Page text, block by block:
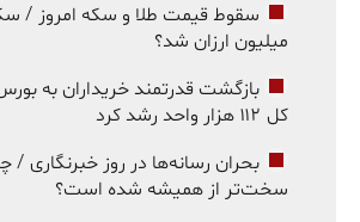
سقوط قیمت طلا و سکه امروز /
میلیون ارزان شد؟
بازگشت قدرتمند خریداران به
کل ۱۱۲ هزار واحد رشد کرد
بحران رسانه‌ها در روز خبرنگاری /
سخت‌تر از همیشه شده است؟